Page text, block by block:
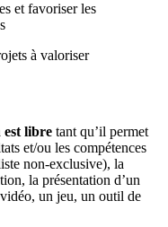
et favoriser les
à valoriser
est libre tant qu’il permet
et/ou les compétences
non-exclusive), la
la présentation d’un
un jeu, un outil de